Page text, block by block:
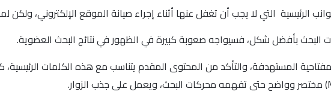
الرئيسية التي لا يجب أن تغفل عنها أثناء إجراء صيانة الموقع الإلكتروني، ولكن
بأفضل شكل، فسيواجه صعوبة كبيرة في الظهور في نتائج البحث العضوية.
المستهدفة، والتأكد من المحتوى المقدم يتناسب مع هذه الكلمات